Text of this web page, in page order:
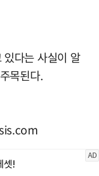
다는 사실이 알
목된다.